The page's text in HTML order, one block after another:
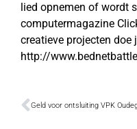
lied opnemen of wordt
computermagazine
creatieve projecten doe
http://
Geld voor ontsluiting VPK